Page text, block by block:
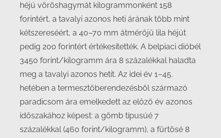
héjú vöröshagymát kilogrammonként 158
forintért, a tavalyi azonos heti árának több mint
kétszereséért, a 40–70 mm átmérőjű lila héjút
pedig 200 forintért értékesítették. A belpiaci dióbél
3450 forint/kilogramm ára 8 százalékkal haladta
meg a tavalyi azonos hetit. Az idei év 1–45.
hetében a termesztőberendezésből származó
paradicsom ára emelkedett az előző év azonos
időszakához képest: a gömb típusúé 7
százalékkal (460 forint/kilogramm), a fürtösé 8